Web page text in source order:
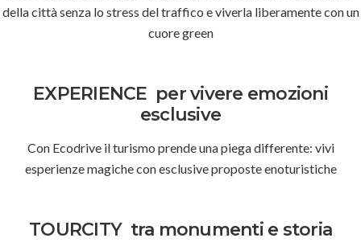
della città senza lo stress del traffico e viverla liberamente con un
cuore green
EXPERIENCE per vivere emozioni
esclusive
Con Ecodrive il turismo prende una piega differente: vivi
esperienze magiche con esclusive proposte enoturistiche
TOURCITY tra monumenti e storia